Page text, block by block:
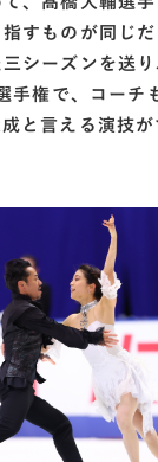
すものが同じ
シーズンを送
手権で、コーチ
と言える演技